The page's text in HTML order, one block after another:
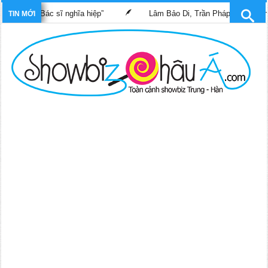
TIN MỚI
nghĩa hiệp” Lâm Bảo Di, Trần Pháp Dung tái ngộ màn ảnh nhỏ